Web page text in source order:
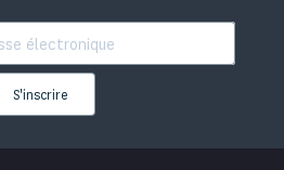
S'inscrire